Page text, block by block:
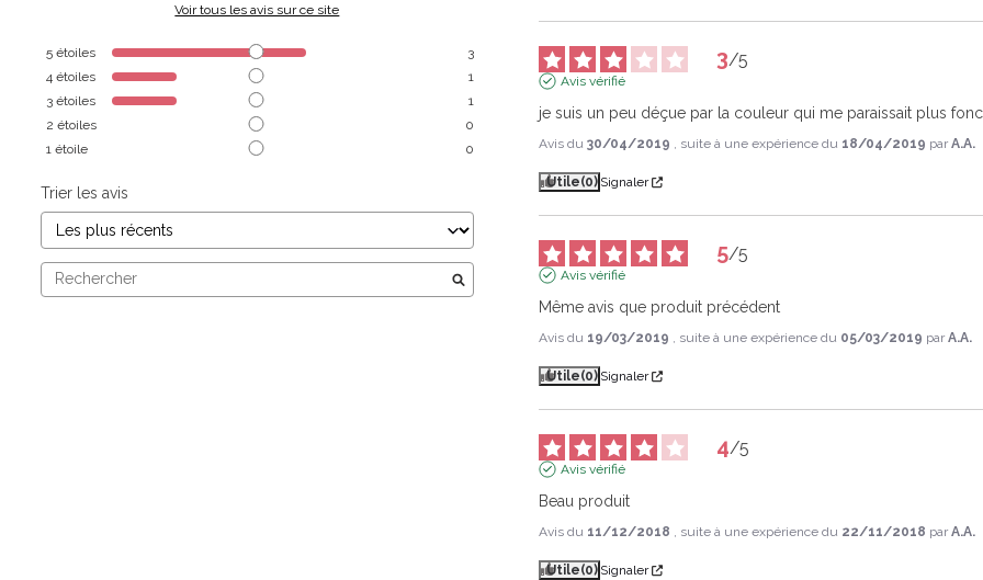
Voir tous les avis sur ce site
5 étoiles
3
4 étoiles
1
3 étoiles
1
2 étoiles
0
1 étoile 0
Trier les avis
3/5
Avis vérifié
je suis un peu déçue par la couleur qui me paraissait plus
Avis du30/04/2019 , suite à une expérience du 18/04/2019 parA.A.
Utile(0) Signaler
5/5
Avis vérifié
Même avis que produit précédent
Avis du 19/03/2019 , suite à une expérience du 05/03/2019 parA.A.
Utile(0) Signaler
4/5
Avis vérifié
Beau produit
Avis du 11/12/2018 , suite à une expérience du 22/11/2018 parA.A.
Utile(0) Signaler